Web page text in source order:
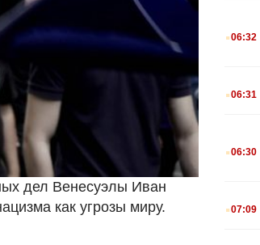
дел Венесуэлы Иван
как угрозы миру.
.06:32
.06:31
.06:30
.07:09